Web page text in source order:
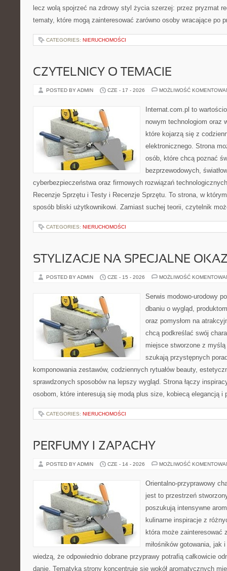
lecz wolą spojrzeć na zdrowy styl życia szerzej: przez pryzmat
tematy, które mogą zainteresować zarówno osoby wracające po
CATEGORIES: NIERUCHOMOŚCI
CZYTELNICY O TEMACIE
POSTED BY ADMIN CZE - 17 - 2026 MOŻLIWOŚĆ
Internat.com.pl to
nowym technologiom oraz
które kojarzą się z
elektronicznego. Strona
osób, które chcą poznać
bezprzewodowych,
cyberbezpieczeństwa oraz firmowych rozwiązań
Recenzje Sprzętu i Testy i Recenzje Sprzętu. To strona, w
sposób bliski użytkownikowi. Zamiast suchej teorii, czytelnik
CATEGORIES: NIERUCHOMOŚCI
STYLIZACJE NA SPECJALNE
POSTED BY ADMIN CZE - 15 - 2026 MOŻLIWOŚĆ
Serwis modowo-urodowy
dbaniu o wygląd,
oraz pomysłom na
chcą podkreślać swój
miejsce stworzone z
szukają przystępnych
komponowania zestawów, codziennych rytuałów beauty,
sprawdzonych sposobów na lepszy wygląd. Strona łączy
osobom, które interesują się modą plus size, kobiecą elegancją
CATEGORIES: NIERUCHOMOŚCI
PERFUMY I ZAPACHY
POSTED BY ADMIN CZE - 14 - 2026 MOŻLIWOŚĆ
Orientalno-przyprawowy
jest to przestrzeń
poszukują intensywne
kulinarne inspiracje z
która może zainteresować
miłośników gotowania, jak
wiedzą, że odpowiednio dobrane przyprawy potrafią całkowicie
danie. Tematyka strony koncentruje się wokół aromatycznych